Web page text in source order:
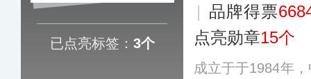
已点亮标签： 3个
| 品牌得票
点亮勋章15个
成立于于1984年